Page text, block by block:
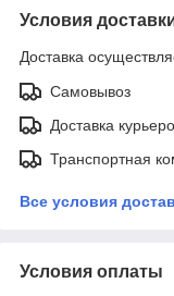
Условия
Доставка
Самовывоз
Доставка
Транспортная
Все условия
Условия оплаты